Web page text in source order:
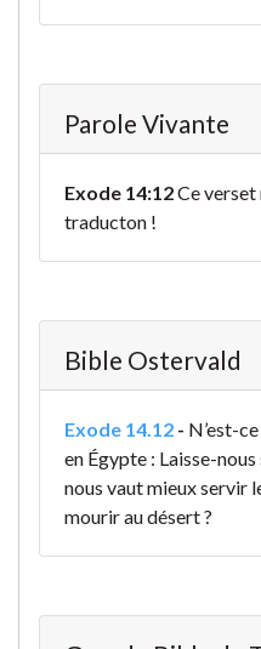
Parole Vivante
Exode 14:12Ce verset
traducton !
Bible Ostervald
Exode 14.12 - N’est-
en Égypte : Laisse-
nous vaut mieux servir
mourir au désert ?